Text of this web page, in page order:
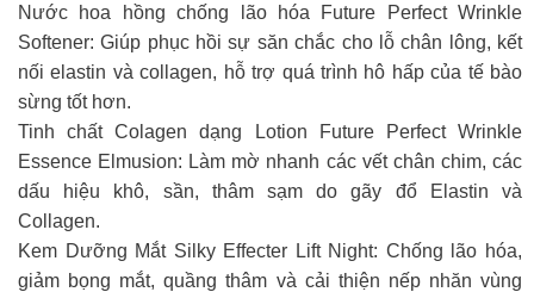
Nước hoa hồng chống lão hóa Future Perfect Wrinkle
Softener: Giúp phục hồi sự săn chắc cho lỗ chân lông, kết
nối elastin và collagen, hỗ trợ quá trình hô hấp của tế bào
sừng tốt hơn.
Tinh chất Colagen dạng Lotion Future Perfect Wrinkle
Essence Elmusion: Làm mờ nhanh các vết chân chim, các
dấu hiệu khô, sần, thâm sạm do gãy đổ Elastin và
Collagen.
Kem Dưỡng Mắt Silky Effecter Lift Night: Chống lão hóa,
giảm bọng mắt, quầng thâm và cải thiện nếp nhăn vùng